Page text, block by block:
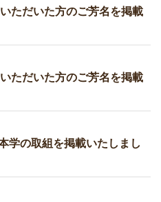
ただいた方のご芳名を掲載
ただいた方のご芳名を掲載
学の取組を掲載いたしまし